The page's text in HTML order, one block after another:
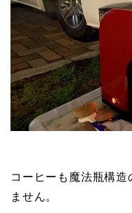
コーヒーも魔法瓶構造
ません。